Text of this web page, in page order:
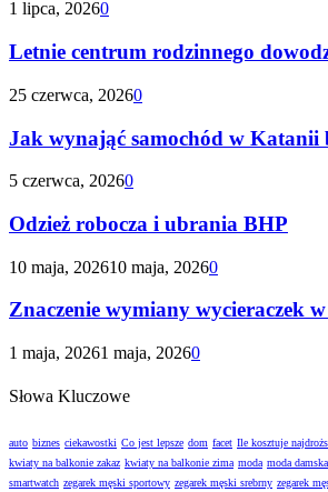
1 lipca, 20260
Letnie centrum rodzinnego
25 czerwca, 20260
Jak wynająć samochód w Katanii
5 czerwca, 20260
Odzież robocza i ubrania BHP
10 maja, 202610 maja, 20260
Znaczenie wymiany wycieraczek
1 maja, 20261 maja, 20260
Słowa Kluczowe
auto biznes ciekawostki Co jest lepsze dom facet Ile kosztuje
kwiaty na balkonie zakaz kwiaty na balkonie zima moda moda
smartwatch zegarek męski sportowy zegarek męski srebrny zegarek